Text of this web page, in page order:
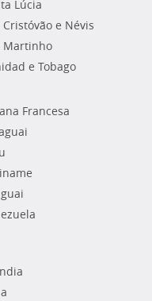
Lúcia
Cristóvão e Névis
Martinho
e Tobago
Francesa